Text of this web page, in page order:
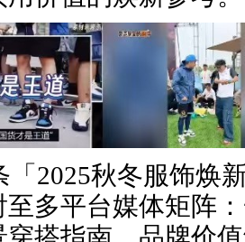
「2025秋冬服饰焕
至多平台媒体矩阵
穿搭指南、品牌价